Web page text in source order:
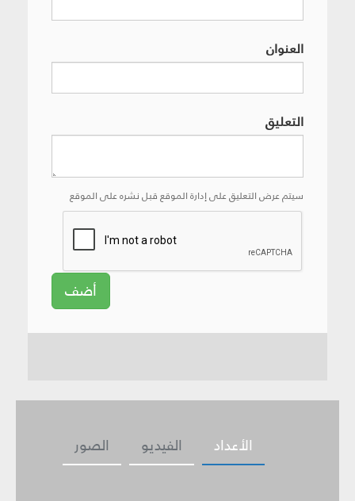
العنوان
التعليق
سيتم عرض التعليق على إدارة الموقع قبل نشره على الموقع
أضف
الصور الفيديو الأعداد